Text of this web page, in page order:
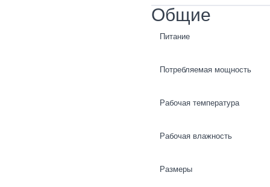
Общие
Питание
Потребляемая мощность
Рабочая температура
Рабочая влажность
Размеры